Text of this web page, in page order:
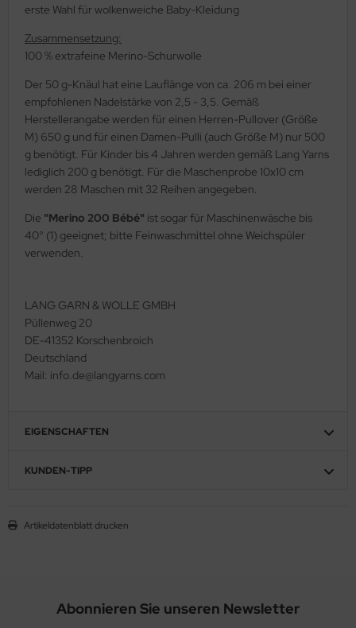
erste Wahl für wolkenweiche Baby-Kleidung
Zusammensetzung:
100 % extrafeine Merino-Schurwolle
Der 50 g-Knäul hat eine Lauflänge von ca. 206 m bei einer
empfohlenen Nadelstärke von 2,5 - 3,5. Gemäß
Herstellerangabe werden für einen Herren-Pullover (Größe
M) 650 g und für einen Damen-Pulli (auch Größe M) nur 500
g benötigt. Für Kinder bis 4 Jahren werden gemäß Lang Yarns
lediglich 200 g benötigt. Für die Maschenprobe 10x10 cm
werden 28 Maschen mit 32 Reihen angegeben.
Die "Merino 200 Bébé" ist sogar für Maschinenwäsche bis
40° (1) geeignet; bitte Feinwaschmittel ohne Weichspüler
verwenden.
LANG GARN & WOLLE GMBH
Püllenweg 20
DE-41352 Korschenbroich
Deutschland
Mail: info.de@langyarns.com
EIGENSCHAFTEN
KUNDEN-TIPP
Artikeldatenblatt drucken
Abonnieren Sie unseren Newsletter